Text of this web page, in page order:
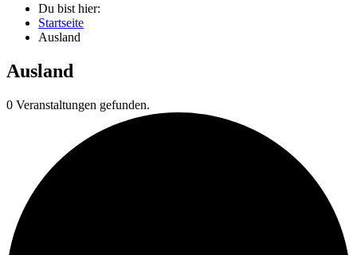
Du bist hier:
Startseite
Ausland
Ausland
0 Veranstaltungen gefunden.